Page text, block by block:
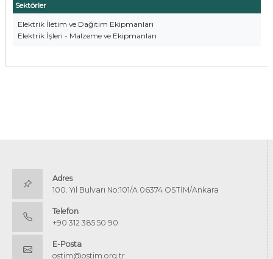
Sektörler
Elektrik İletim ve Dağıtım Ekipmanları
Elektrik İşleri - Malzeme ve Ekipmanları
Adres
100. Yıl Bulvarı No:101/A 06374 OSTİM/Ankara
Telefon
+90 312 385 50 90
E-Posta
ostim@ostim.org.tr